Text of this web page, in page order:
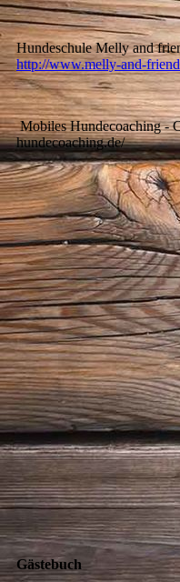
Hundeschule
http://www.melly-and-
Mobiles Hundecoaching -
hundecoaching.de/
Gästebuch